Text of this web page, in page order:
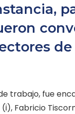
de
trabajo, fue
Fabricio